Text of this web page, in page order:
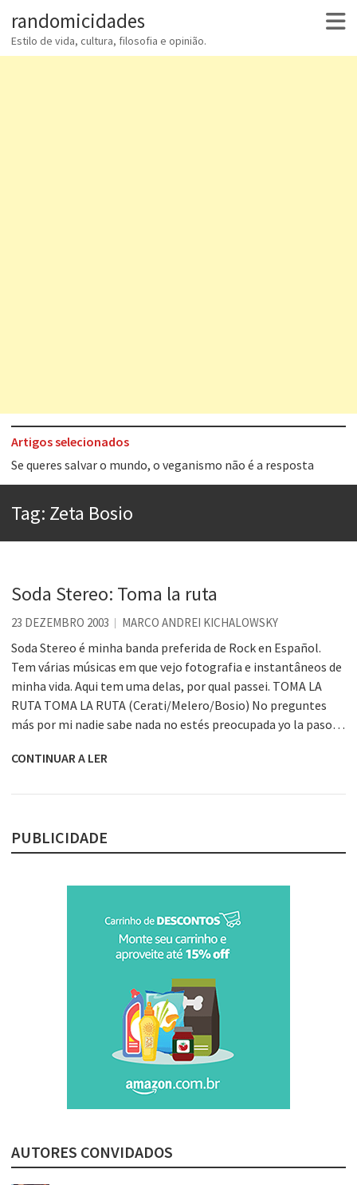
randomicidades
Estilo de vida, cultura, filosofia e opinião.
Artigos selecionados
Tem que filmar isso daí
Aprender a fracassar é o segredo do sucesso
Esse tal de Rock Gaúcho
Os causos de Jorge Luis Borges
Voto obrigatório é correto?
Se queres salvar o mundo, o veganismo não é a resposta
Tag: Zeta Bosio
Soda Stereo: Toma la ruta
23 DEZEMBRO 2003 MARCO ANDREI KICHALOWSKY
Soda Stereo é minha banda preferida de Rock en Español.
Tem várias músicas em que vejo fotografia e instantâneos de
minha vida. Aqui tem uma delas, por qual passei. TOMA LA
RUTA TOMA LA RUTA (Cerati/Melero/Bosio) No preguntes
más por mi nadie sabe nada no estés preocupada yo la paso…
CONTINUAR A LER
PUBLICIDADE
AUTORES CONVIDADOS